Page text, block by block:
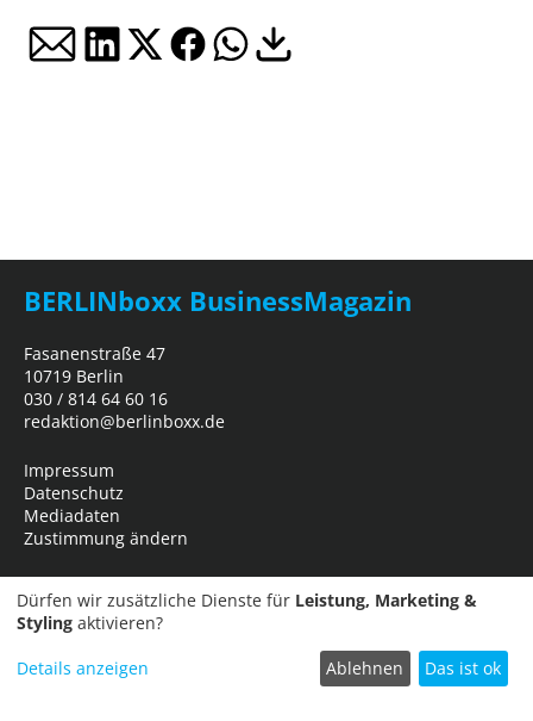
BERLINboxx BusinessMagazin
Fasanenstraße 47
10719 Berlin
030 / 814 64 60 16
redaktion@berlinboxx.de
Impressum
Datenschutz
Mediadaten
Zustimmung ändern
Dürfen wir zusätzliche Dienste für Leistung, Marketing &
Styling aktivieren?
Details anzeigen Ablehnen Das ist ok